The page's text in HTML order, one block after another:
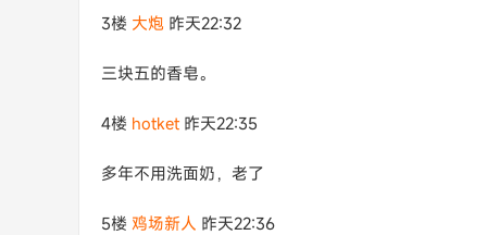
3楼 大炮 昨天22:32
三块五的香皂。
4楼 hotket 昨天22:35
多年不用洗面奶，老了
5楼 鸡场新人 昨天22:36